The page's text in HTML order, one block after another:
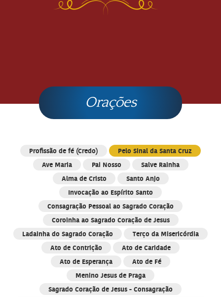
Orações
Profissão de fé (Credo)
Pelo Sinal da Santa Cruz
Ave Maria
Pai Nosso
Salve Rainha
Alma de Cristo
Santo Anjo
Invocação ao Espírito Santo
Consagração Pessoal ao Sagrado Coração
Coroinha ao Sagrado Coração de Jesus
Ladainha do Sagrado Coração
Terço da Misericórdia
Ato de Contrição
Ato de Caridade
Ato de Esperança
Ato de Fé
Menino Jesus de Praga
Sagrado Coração de Jesus - Consagração